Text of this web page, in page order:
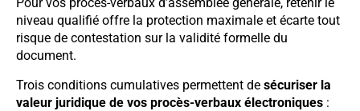
Pour vos procès-verbaux d’assemblée générale, retenir le
niveau qualifié offre la protection maximale et écarte tout
risque de contestation sur la validité formelle du
document.
Trois conditions cumulatives permettent de sécuriser la
valeur juridique de vos procès-verbaux électroniques :